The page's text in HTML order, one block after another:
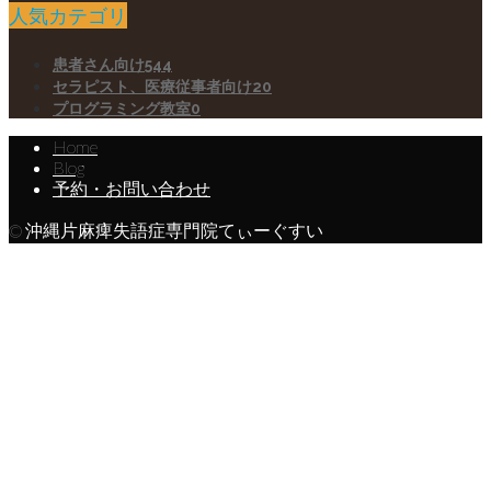
人気カテゴリ
患者さん向け544
セラピスト、医療従事者向け20
プログラミング教室0
Home
Blog
予約・お問い合わせ
© 沖縄片麻痺失語症専門院てぃーぐすい